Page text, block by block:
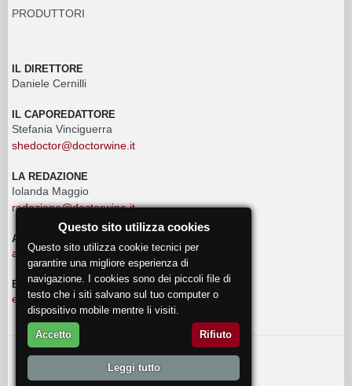
PRODUTTORI
IL DIRETTORE
Daniele Cernilli
IL CAPOREDATTORE
Stefania Vinciguerra
shedoctor@doctorwine.it
LA REDAZIONE
Iolanda Maggio
redazione@doctorwine.it
ADVERTISING
advertising@doctorwine.it
EVENTI
eventi@doctorwine.it
© 2018 DoctorWine .
Questo sito utilizza cookies
Questo sito utilizza cookie tecnici per
garantire una migliore esperienza di
navigazione. I cookies sono dei piccoli file di
testo che i siti salvano sul tuo computer o
dispositivo mobile mentre li visiti.
Accetto Rifiuto
Leggi tutto